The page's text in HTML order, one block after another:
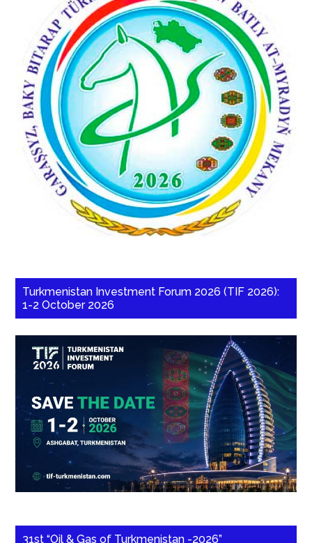
Turkmenistan Investment Forum 2026 (TIF 2026):
1-2 October 2026
31st “Oil & Gas of Turkmenistan -2026”